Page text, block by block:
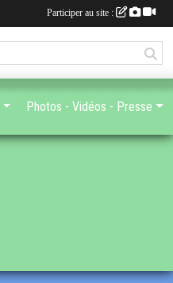
Photos - Vidéos - Presse
Participer au site :